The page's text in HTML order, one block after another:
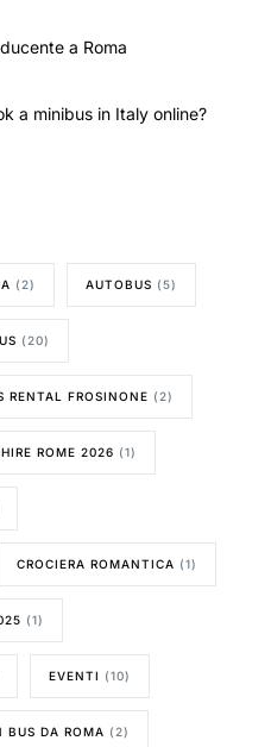
a Roma
a minibus in Italy online?
(2) AUTOBUS (5)
(20)
RENTAL FROSINONE (2)
ROME 2026 (1)
CROCIERA ROMANTICA (1)
(1)
EVENTI (10)
BUS DA ROMA (2)